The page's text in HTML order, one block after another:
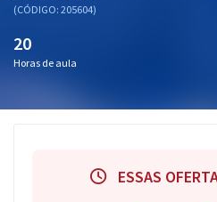
Atendimento
(CÓDIGO: 205604)
20
Horas de aula
ESSAS